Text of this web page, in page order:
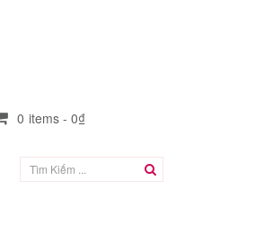
0 items - 0₫